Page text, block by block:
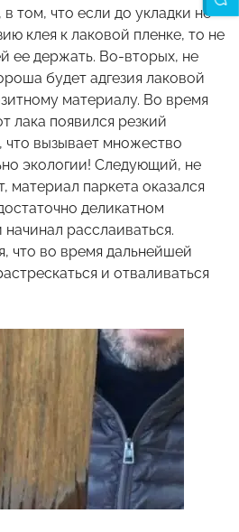
том, что если до укладки не
клея к лаковой пленке, то не
ее держать. Во-вторых, не
будет адгезия лаковой
материалу. Во время
лака появился резкий
что вызывает множество
экологии! Следующий, не
паркета оказался
деликатном
расслаиваться.
что во время дальнейшей
и отваливаться